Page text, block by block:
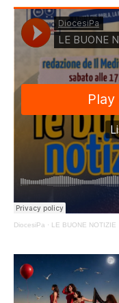
DiocesiPa · LE BUONE NOTIZIE